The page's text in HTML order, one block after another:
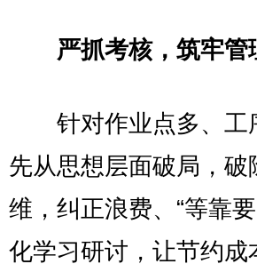
严抓考核，筑牢管
针对作业点多、工
先从思想层面破局，
维，纠正浪费、“等靠
化学习研讨，让节约